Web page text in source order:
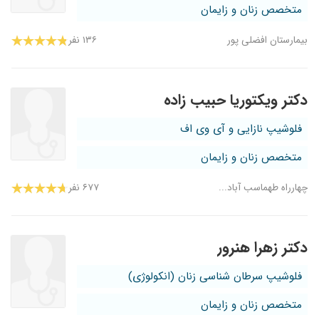
متخصص زنان و زایمان
بیمارستان افضلی پور ۱۳۶ نفر
دکتر ویکتوریا حبیب زاده
فلوشیپ نازایی و آی وی اف
متخصص زنان و زایمان
چهارراه طهماسب آباد... ۶۷۷ نفر
دکتر زهرا هنرور
فلوشیپ سرطان شناسی زنان (انکولوژی)
متخصص زنان و زایمان